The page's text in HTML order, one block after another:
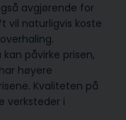
avgjørende for
vil naturligvis koste
påvirke prisen,
høyere
Kvaliteten på
verksteder i